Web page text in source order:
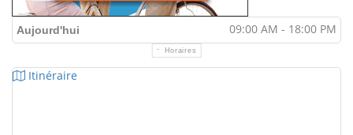
Aujourd'hui 09:00 AM - 18:00 PM
Horaires
Itinéraire